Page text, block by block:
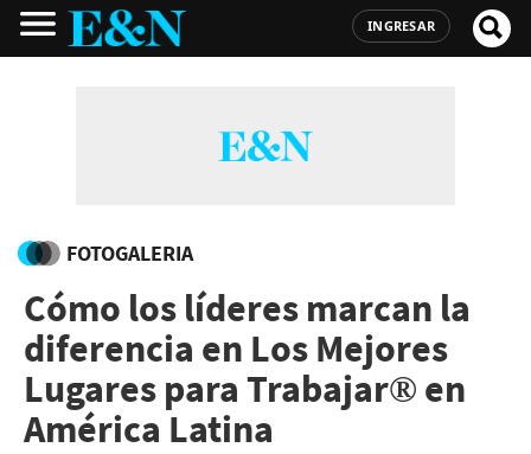
INGRESAR
FOTOGALERIA
Cómo los líderes marcan la
diferencia en Los Mejores
Lugares para Trabajar® en
América Latina